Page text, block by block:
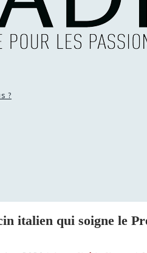
?
italien qui soigne le